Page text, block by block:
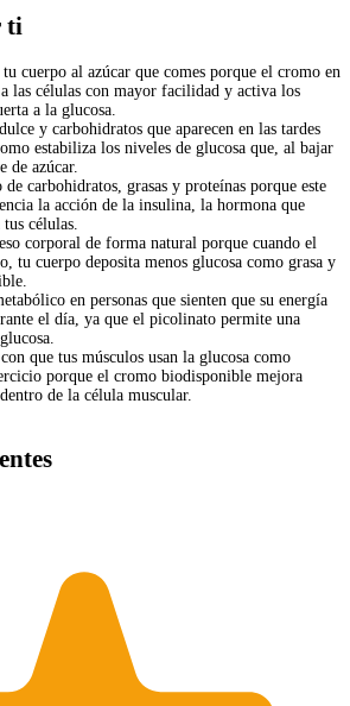
ti
cuerpo al azúcar que comes porque el cromo en
las células con mayor facilidad y activa los
a la glucosa.
y carbohidratos que aparecen en las tardes
estabiliza los niveles de glucosa que, al bajar
de azúcar.
carbohidratos, grasas y proteínas porque este
la acción de la insulina, la hormona que
células.
corporal de forma natural porque cuando el
tu cuerpo deposita menos glucosa como grasa y
en personas que sienten que su energía
el día, ya que el picolinato permite una
que tus músculos usan la glucosa como
porque el cromo biodisponible mejora
de la célula muscular.